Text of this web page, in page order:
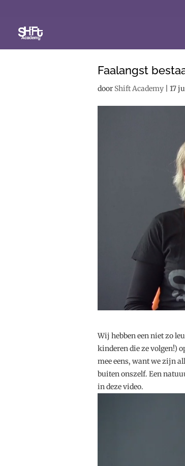
Faalangst
door Shift Academy 17
Wij hebben een niet zo
kinderen die ze volgen!)
mee eens, want we zijn
buiten onszelf. Een
in deze video.